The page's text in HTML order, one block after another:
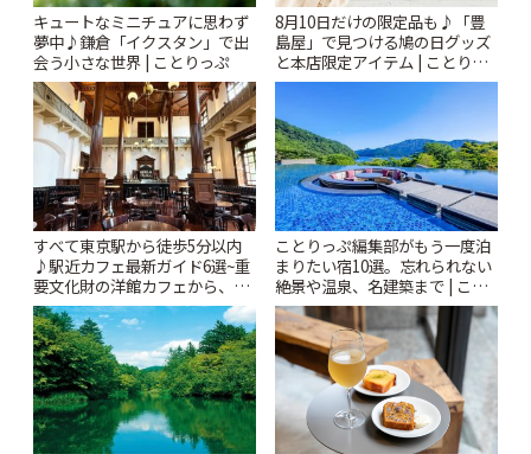
キュートなミニチュアに思わず
夢中♪鎌倉「イクスタン」で出
会う小さな世界 | ことりっぷ
8月10日だけの限定品も♪「豊
島屋」で見つける鳩の日グッズ
と本店限定アイテム | ことりっ
ぷ
すべて東京駅から徒歩5分以内
♪駅近カフェ最新ガイド6選~重
要文化財の洋館カフェから、改
札すぐのレトロ喫茶まで~ | こと
りっぷ
ことりっぷ編集部がもう一度泊
まりたい宿10選。忘れられない
絶景や温泉、名建築まで | こと
りっぷ